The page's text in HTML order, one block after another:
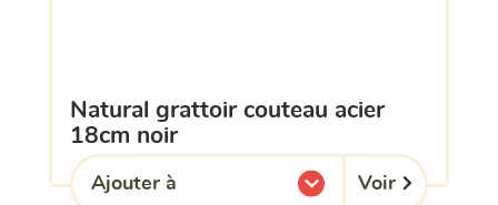
natural grattoir couteau acier
18cm noir
Ajouter à
l'une de mes listes. Voir